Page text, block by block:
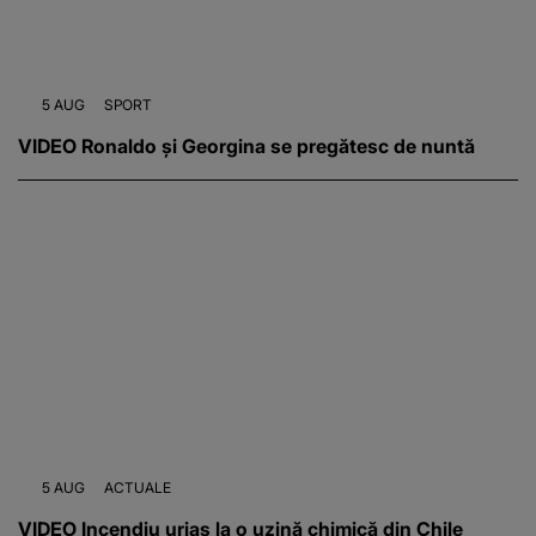
5 AUG SPORT
VIDEO Ronaldo și Georgina se pregătesc de nuntă
5 AUG ACTUALE
VIDEO Incendiu uriaș la o uzină chimică din Chile